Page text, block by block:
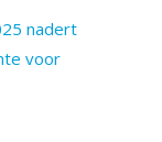
nadert
voor